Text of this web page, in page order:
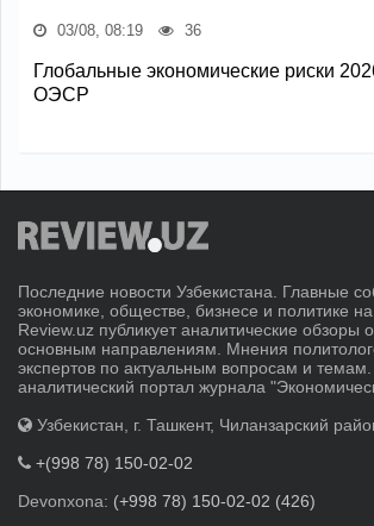
03/08, 08:19 36
Глобальные экономические риски
ОЭСР
Последние новости Узбекистана. Главные
экономике, обществе, бизнесе и политике на
Review.uz публикует аналитические обзоры
основным направлениям. Мнения
экспертов по актуальным вопросам и
аналитический портал журнала
Узбекистан, г. Ташкент, Чиланзарский
+(998 78) 150-02-02
Devonxona: (+998 78) 150-02-02 (426)